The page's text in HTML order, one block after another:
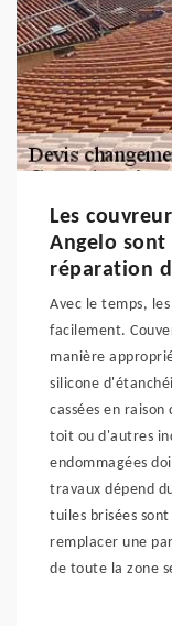
Les
Angelo sont
réparation
Avec le temps,
facilement.
manière
silicone
cassées en
toit ou d'autres
endommagées
travaux dépend
tuiles brisées
remplacer une
de toute la zone